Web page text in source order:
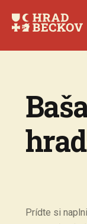
Prídte si